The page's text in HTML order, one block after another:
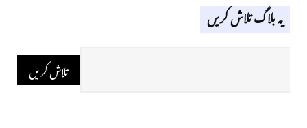
یہ بلاگ تلاش کریں